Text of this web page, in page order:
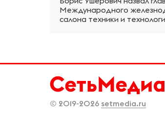
Международного
салона техники и
© 2019-2026 setmedia.ru